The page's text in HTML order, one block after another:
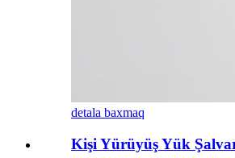
detala baxmaq
Kişi Yürüyüş Yük